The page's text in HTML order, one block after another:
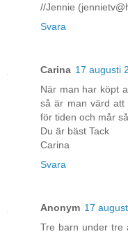
//Jennie
Svara
Carina 17 augusti
När man har köpt
så är man värd att
för tiden och mår
Du är bäst Tack
Carina
Svara
Anonym 17
Tre barn under tre